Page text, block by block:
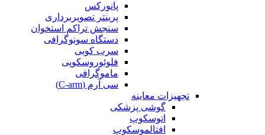
پانورکس
پرینتر تصویربرداری
سنجش تراکم استخوان
دستگاه سونوگرافی
سرب کوبی
فلوئوروسکوپی
ماموگرافی
سی آرم (C-arm)
تجهیزات معاینه
گوشی پزشکی
اتوسکوپ
افتالموسکوپ